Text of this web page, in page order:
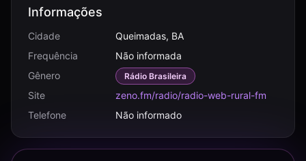
Informações
Cidade
Queimadas, BA
Frequência
Não informada
Gênero
Rádio Brasileira
Site
zeno.fm/radio/radio-web-rural-fm
Telefone
Não informado